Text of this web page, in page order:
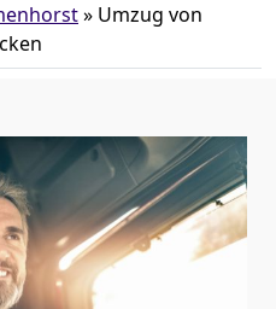
» Umzug von